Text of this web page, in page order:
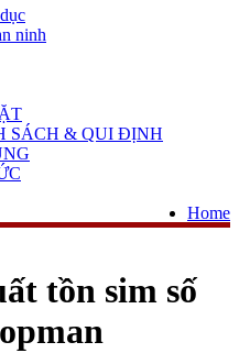
ninh
SÁCH & QUI ĐỊNH
Home
tồn sim số